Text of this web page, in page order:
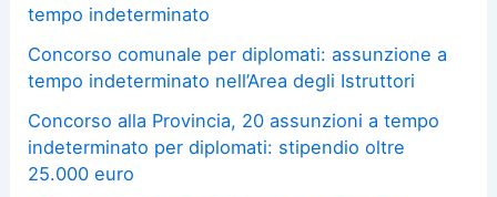
tempo indeterminato
Concorso comunale per diplomati: assunzione a
tempo indeterminato nell’Area degli Istruttori
Concorso alla Provincia, 20 assunzioni a tempo
indeterminato per diplomati: stipendio oltre
25.000 euro